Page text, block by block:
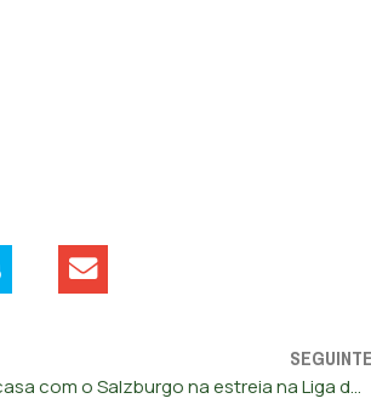
SEGUINTE
Benfica perde em casa com o Salzburgo na estreia na Liga dos Campeões